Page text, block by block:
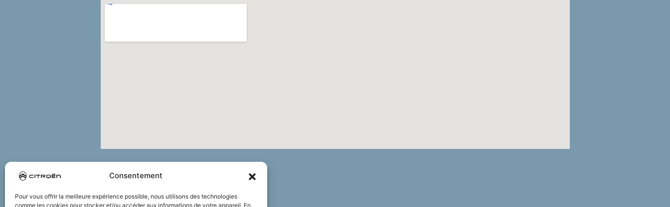
Consentement
Pour vous offrir la meilleure expérience possible, nous utilisons des technologies
comme les cookies pour stocker et/ou accéder aux informations de votre appareil. En